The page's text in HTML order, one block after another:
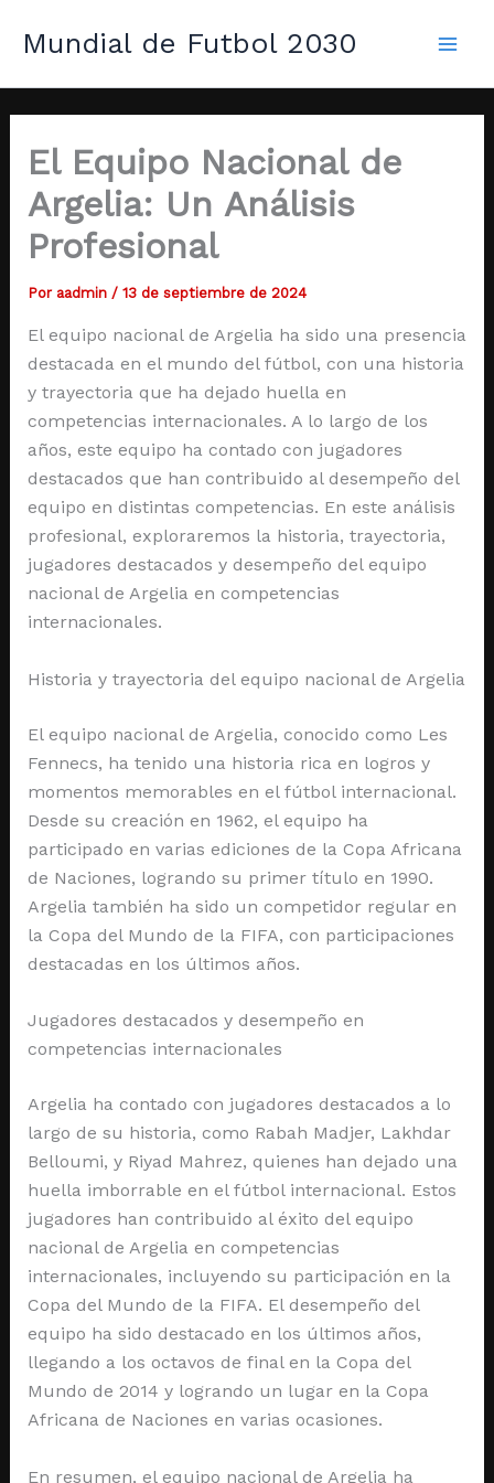
Mundial de Futbol 2030
El Equipo Nacional de
Argelia: Un Análisis
Profesional
Por aadmin / 13 de septiembre de 2024
El equipo nacional de Argelia ha sido una presencia
destacada en el mundo del fútbol, con una historia
y trayectoria que ha dejado huella en
competencias internacionales. A lo largo de los
años, este equipo ha contado con jugadores
destacados que han contribuido al desempeño del
equipo en distintas competencias. En este análisis
profesional, exploraremos la historia, trayectoria,
jugadores destacados y desempeño del equipo
nacional de Argelia en competencias
internacionales.
Historia y trayectoria del equipo nacional de Argelia
El equipo nacional de Argelia, conocido como Les
Fennecs, ha tenido una historia rica en logros y
momentos memorables en el fútbol internacional.
Desde su creación en 1962, el equipo ha
participado en varias ediciones de la Copa Africana
de Naciones, logrando su primer título en 1990.
Argelia también ha sido un competidor regular en
la Copa del Mundo de la FIFA, con participaciones
destacadas en los últimos años.
Jugadores destacados y desempeño en
competencias internacionales
Argelia ha contado con jugadores destacados a lo
largo de su historia, como Rabah Madjer, Lakhdar
Belloumi, y Riyad Mahrez, quienes han dejado una
huella imborrable en el fútbol internacional. Estos
jugadores han contribuido al éxito del equipo
nacional de Argelia en competencias
internacionales, incluyendo su participación en la
Copa del Mundo de la FIFA. El desempeño del
equipo ha sido destacado en los últimos años,
llegando a los octavos de final en la Copa del
Mundo de 2014 y logrando un lugar en la Copa
Africana de Naciones en varias ocasiones.
En resumen, el equipo nacional de Argelia ha